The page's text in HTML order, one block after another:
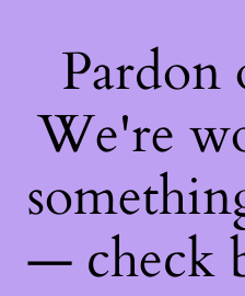
Pardon
We're
— check